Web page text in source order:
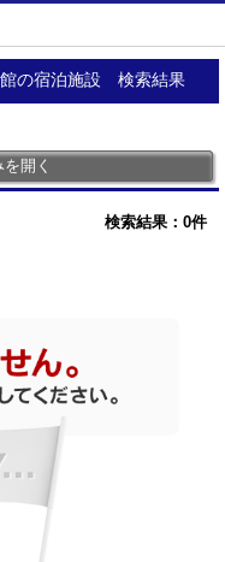
館の宿泊施設 検索結果
開く
検索結果： 0件